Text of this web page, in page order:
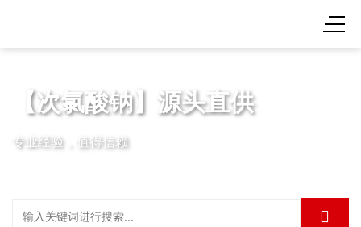
【次氯酸钠】源头直供
专业经验，值得信赖